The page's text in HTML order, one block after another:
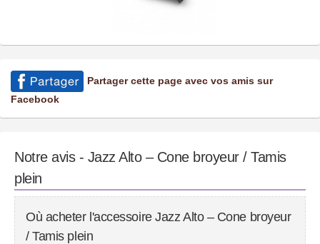
Partager cette page avec vos amis sur
Facebook
Notre avis - Jazz Alto – Cone broyeur / Tamis
plein
Où acheter l'accessoire Jazz Alto – Cone broyeur
/ Tamis plein